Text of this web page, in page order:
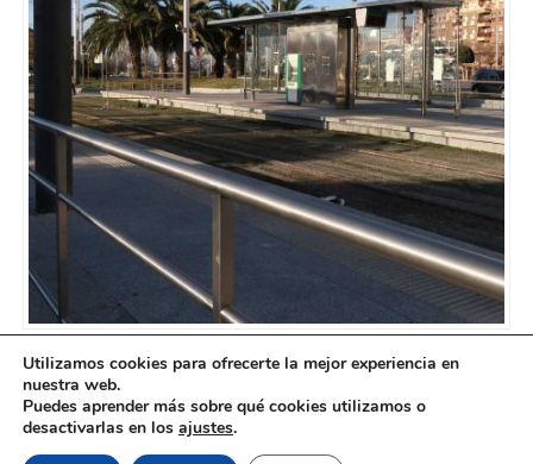
Utilizamos cookies para ofrecerte la mejor experiencia en
nuestra web.
Puedes aprender más sobre qué cookies utilizamos o
desactivarlas en los ajustes.